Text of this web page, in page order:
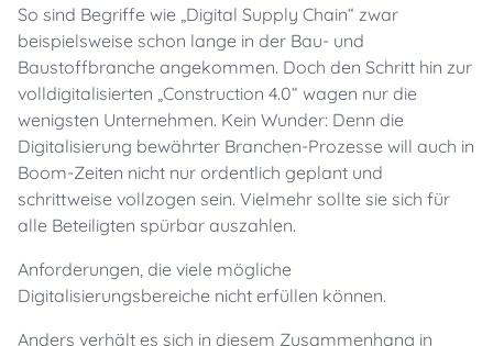
So sind Begriffe wie „Digital Supply Chain“ zwar
beispielsweise schon lange in der Bau- und
Baustoffbranche angekommen. Doch den Schritt hin zur
volldigitalisierten „Construction 4.0“ wagen nur die
wenigsten Unternehmen. Kein Wunder: Denn die
Digitalisierung bewährter Branchen-Prozesse will auch in
Boom-Zeiten nicht nur ordentlich geplant und
schrittweise vollzogen sein. Vielmehr sollte sie sich für
alle Beteiligten spürbar auszahlen.
Anforderungen, die viele mögliche
Digitalisierungsbereiche nicht erfüllen können.
Anders verhält es sich in diesem Zusammenhang in